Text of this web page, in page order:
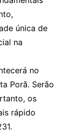
única de
na
no
Porã. Serão
os
rápido